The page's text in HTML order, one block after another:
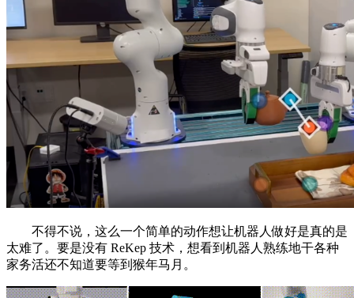
不得不说，这么一个简单的动作想让机器人做好是真的是
太难了。要是没有 ReKep 技术，想看到机器人熟练地干各种
家务活还不知道要等到猴年马月。